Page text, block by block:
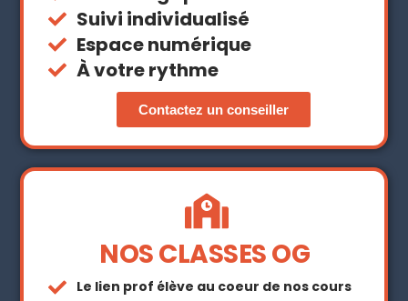
Suivi individualisé
Espace numérique
À votre rythme
Contactez un conseiller
NOS CLASSES OG
Le lien prof élève au coeur de nos cours